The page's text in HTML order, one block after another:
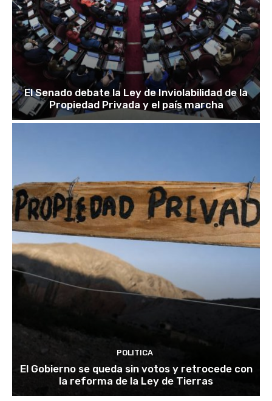
El Senado debate la Ley de Inviolabilidad de la
Propiedad Privada y el país marcha
POLITICA
El Gobierno se queda sin votos y retrocede con
la reforma de la Ley de Tierras